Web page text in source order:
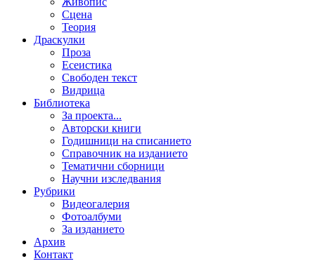
Сцена
Теория
Драскулки
Проза
Есеистика
Свободен текст
Видрица
Библиотека
За проекта...
Авторски книги
Годишници на списанието
Справочник на изданието
Тематични сборници
Научни изследвания
Рубрики
Видеогалерия
Фотоалбуми
За изданието
Архив
Контакт